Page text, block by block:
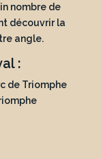
nombre de
découvrir la
angle.
:
de Triomphe